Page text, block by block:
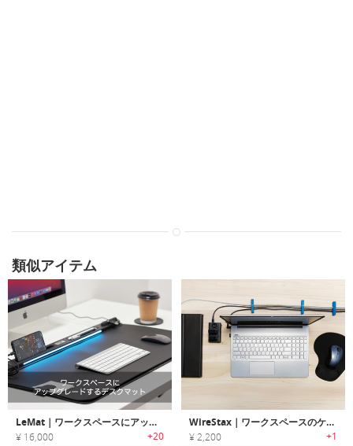
類似アイテム
LeMat｜ワークスペースにアップグレードするデスクマット
¥ 16,000 +20
WireStax｜ワークスペースのケーブルをスッキリ整理できるケーブルオーガナイザー
¥ 2,200 +1